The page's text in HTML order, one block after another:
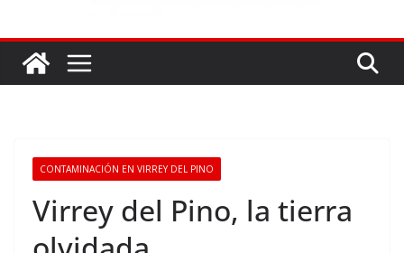
CONTAMINACIÓN EN VIRREY DEL PINO
Virrey del Pino, la tierra